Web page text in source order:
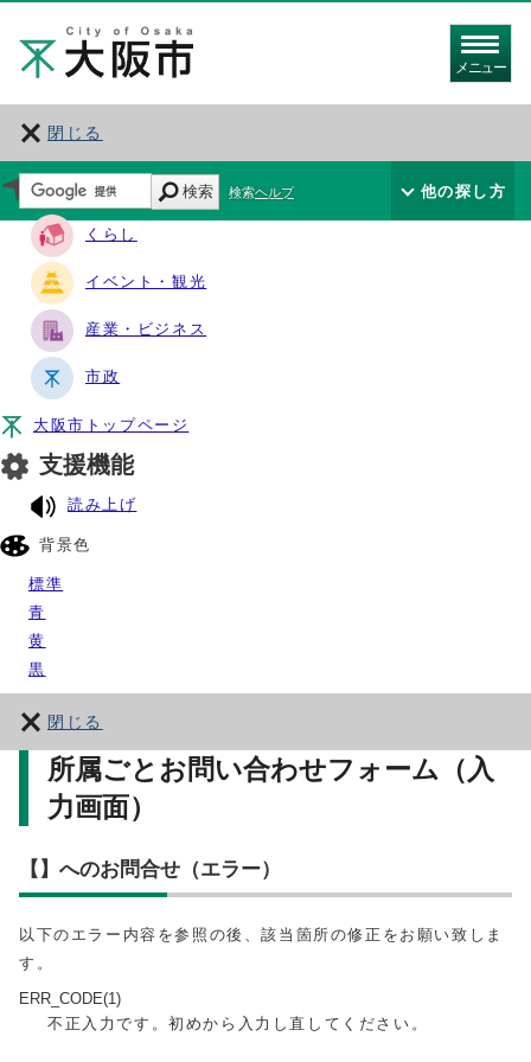
メニュー
閉じる
サイト・ナビ
くらし
イベント・観光
産業・ビジネス
市政
大阪市トップページ
支援機能
読み上げ
背景色
標準
青
黄
黒
閉じる
検索 検索ヘルプ 他の探し方
所属ごとお問い合わせフォーム（入
力画面）
【】へのお問合せ（エラー）
以下のエラー内容を参照の後、該当箇所の修正をお願い致しま
す。
ERR_CODE(1)
不正入力です。初めから入力し直してください。